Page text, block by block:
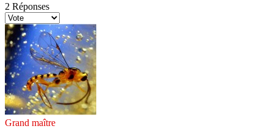
2 Réponses
Grand maître